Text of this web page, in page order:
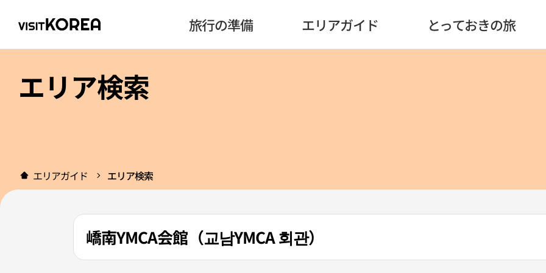
旅行の準備 エリアガイド とっておきの旅
エリア検索
エリアガイド エリア検索
嶠南YMCA会館（교남YMCA 회관）